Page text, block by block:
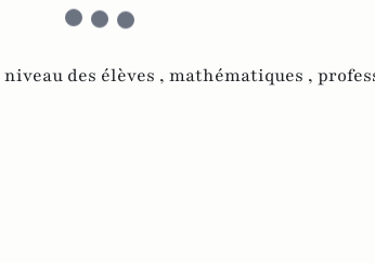
niveau des élèves , mathématiques ,